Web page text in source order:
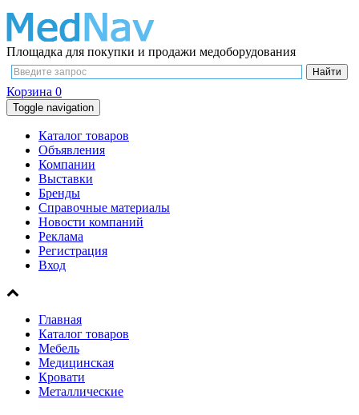
Площадка для покупки и продажи медоборудования
Корзина 0
Toggle navigation
Каталог товаров
Объявления
Компании
Выставки
Бренды
Справочные материалы
Новости компаний
Реклама
Регистрация
Вход
Главная
Каталог товаров
Мебель
Медицинская
Кровати
Металлические